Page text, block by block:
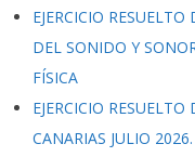
EJERCICIO
DEL SONIDO Y
FÍSICA
EJERCICIO
CANARIAS JULIO